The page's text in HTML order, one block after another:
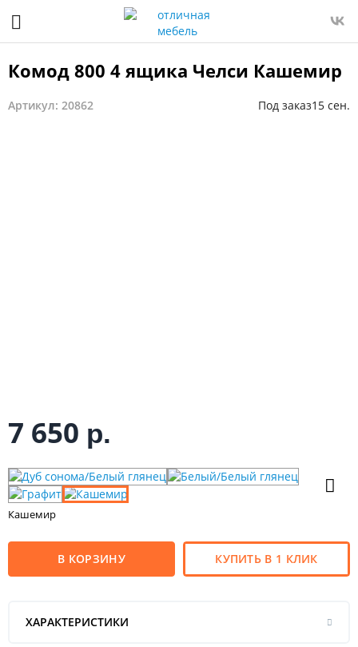
Комод 800 4 ящика Челси Кашемир
Артикул: 20862 Под заказ15 сен.
7 650 р.
Кашемир
В КОРЗИНУ КУПИТЬ В 1 КЛИК
ХАРАКТЕРИСТИКИ